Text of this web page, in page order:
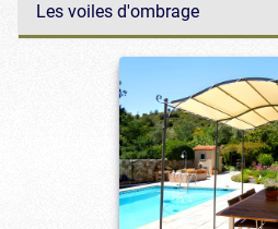
Les voiles d'ombrage